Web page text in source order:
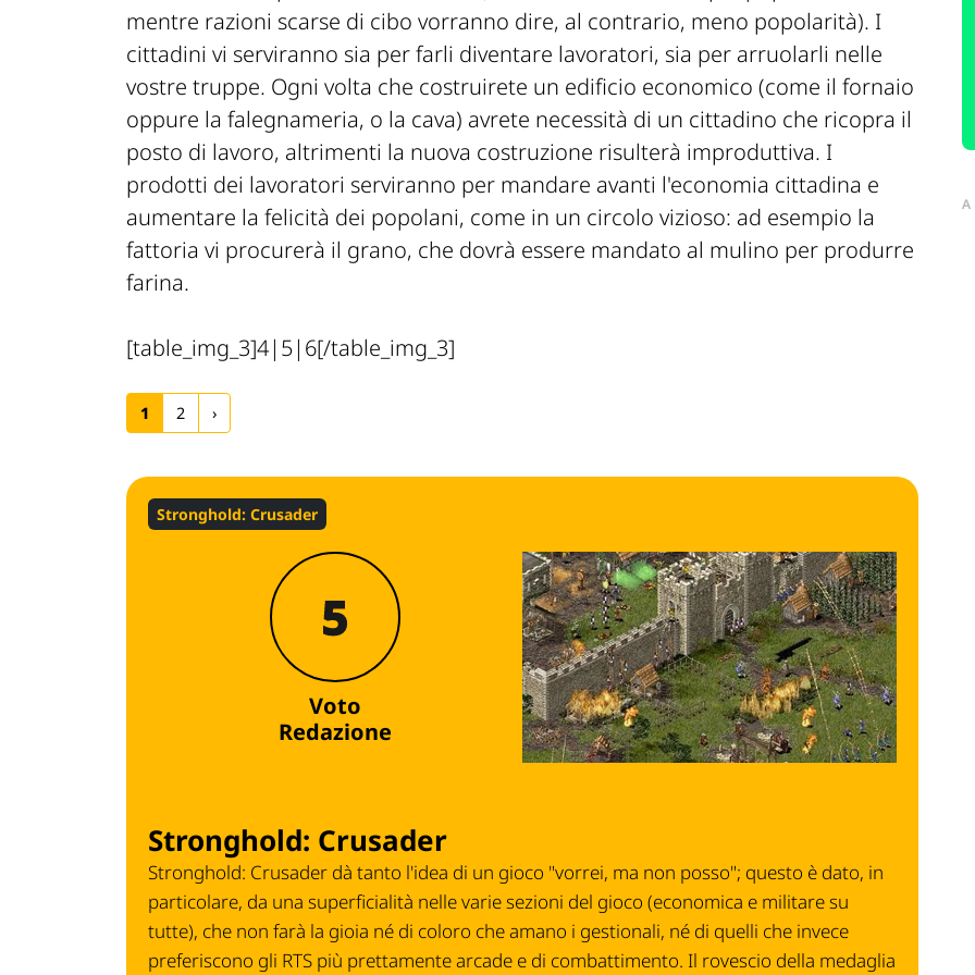
mentre razioni scarse di cibo vorranno dire, al contrario, meno popolarità). I
cittadini vi serviranno sia per farli diventare lavoratori, sia per arruolarli nelle
vostre truppe. Ogni volta che costruirete un edificio economico (come il fornaio
oppure la falegnameria, o la cava) avrete necessità di un cittadino che ricopra il
posto di lavoro, altrimenti la nuova costruzione risulterà improduttiva. I
prodotti dei lavoratori serviranno per mandare avanti l'economia cittadina e
aumentare la felicità dei popolani, come in un circolo vizioso: ad esempio la
fattoria vi procurerà il grano, che dovrà essere mandato al mulino per produrre
farina.
[table_img_3]4|5|6[/table_img_3]
1 2 ›
Stronghold: Crusader
5
Voto
Redazione
Stronghold: Crusader
Stronghold: Crusader dà tanto l'idea di un gioco "vorrei, ma non posso"; questo è dato, in
particolare, da una superficialità nelle varie sezioni del gioco (economica e militare su
tutte), che non farà la gioia né di coloro che amano i gestionali, né di quelli che invece
preferiscono gli RTS più prettamente arcade e di combattimento. Il rovescio della medaglia